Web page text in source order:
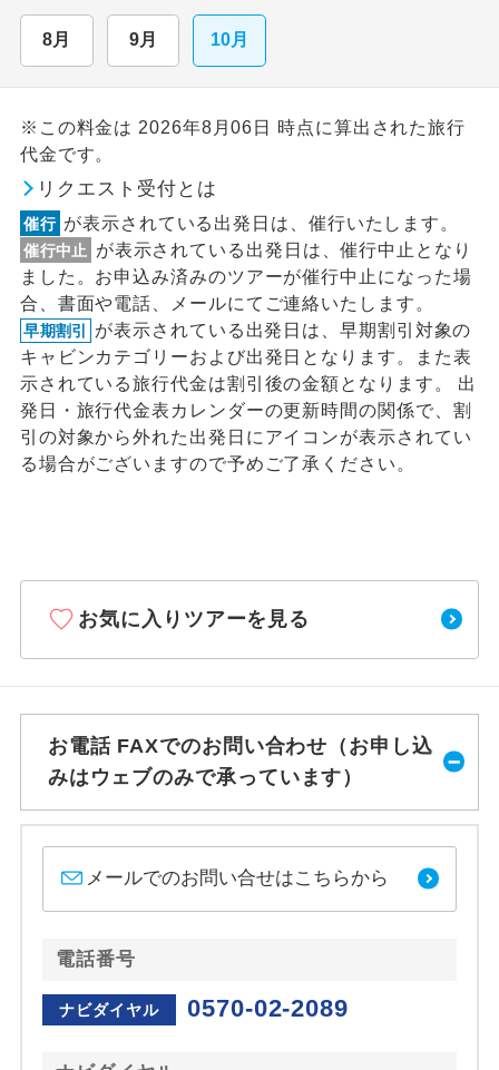
8月 9月 10月
※この料金は 2026年8月06日 時点に算出された旅行
代金です。
リクエスト受付とは
催行 が表示されている出発日は、催行いたします。
催行中止
が表示されている出発日は、催行中止となり
ました。お申込み済みのツアーが催行中止になった場
合、書面や電話、メールにてご連絡いたします。
早期割引
が表示されている出発日は、早期割引対象の
キャビンカテゴリーおよび出発日となります。また表
示されている旅行代金は割引後の金額となります。 出
発日・旅行代金表カレンダーの更新時間の関係で、割
引の対象から外れた出発日にアイコンが表示されてい
る場合がございますので予めご了承ください。
お気に入りツアーを見る
お電話 FAXでのお問い合わせ（お申し込
みはウェブのみで承っています）
メールでのお問い合せはこちらから
電話番号
ナビダイヤル 0570-02-2089